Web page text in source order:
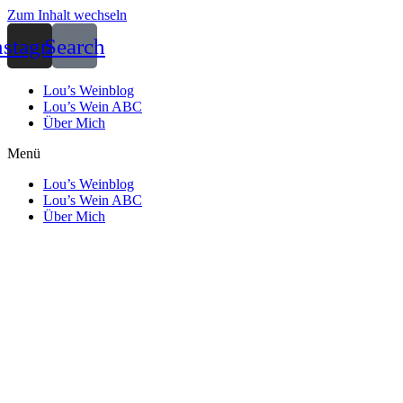
Zum Inhalt wechseln
Search
Lou’s Weinblog
Lou’s Wein ABC
Über Mich
Menü
Lou’s Weinblog
Lou’s Wein ABC
Über Mich